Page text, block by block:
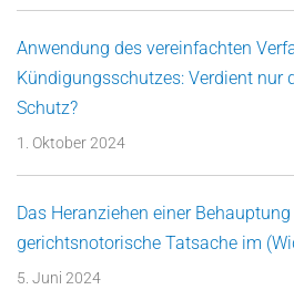
Anwendung des vereinfachten
Kündigungsschutzes: Verdient nur
Schutz?
1. Oktober 2024
Das Heranziehen einer
gerichtsnotorische Tatsache im
5. Juni 2024